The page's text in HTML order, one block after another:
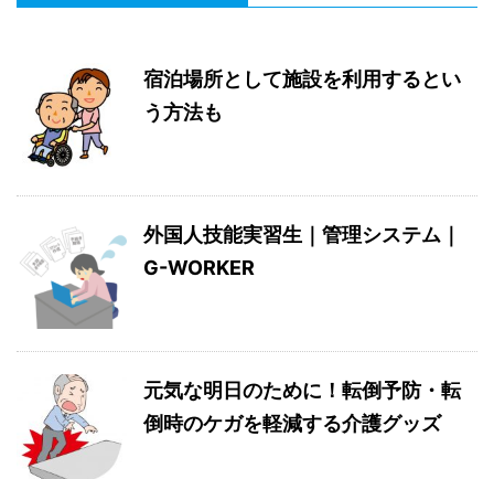
宿泊場所として施設を利用するとい
う方法も
外国人技能実習生｜管理システム｜
G-WORKER
元気な明日のために！転倒予防・転
倒時のケガを軽減する介護グッズ